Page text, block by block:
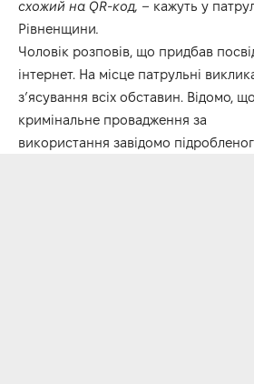
схожий на QR-код, – кажуть у
Рівненщини.
Чоловік розповів, що придбав
інтернет. На місце патрульні
з’ясування всіх обставин. Відомо,
кримінальне провадження за
використання завідомо